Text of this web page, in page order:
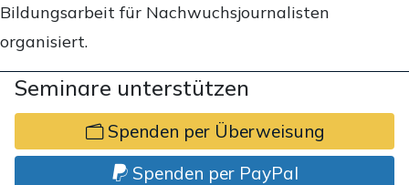
Bildungsarbeit für Nachwuchsjournalisten
organisiert.
Seminare unterstützen
Spenden per Überweisung
Spenden per PayPal